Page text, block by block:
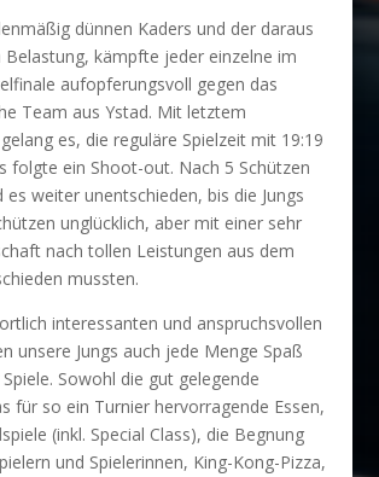
dünnen Kaders und der daraus
Belastung, kämpfte jeder einzelne im
aufopferungsvoll gegen das
Team aus Ystad. Mit letztem
es, die reguläre Spielzeit mit 19:19
folgte ein Shoot-out. Nach 5 Schützen
weiter unentschieden, bis die Jungs
unglücklich, aber mit einer sehr
nach tollen Leistungen aus dem
mussten.
interessanten und anspruchsvollen
unsere Jungs auch jede Menge Spaß
Sowohl die gut gelegende
für so ein Turnier hervorragende Essen,
(inkl. Special Class), die Begnung
und Spielerinnen, King-Kong-Pizza,